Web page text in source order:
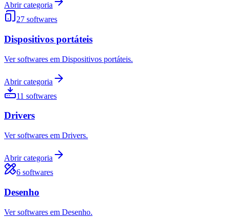
Abrir categoria
27 softwares
Dispositivos portáteis
Ver softwares em Dispositivos portáteis.
Abrir categoria
11 softwares
Drivers
Ver softwares em Drivers.
Abrir categoria
6 softwares
Desenho
Ver softwares em Desenho.